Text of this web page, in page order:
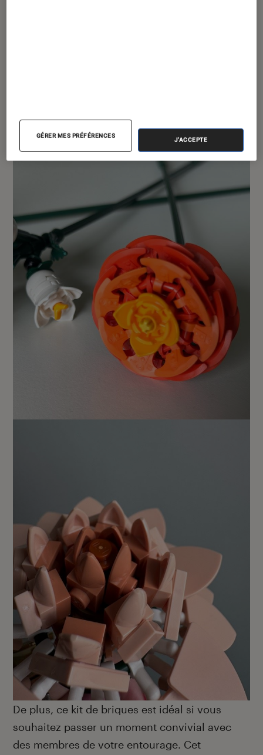
De plus, ce kit de briques est idéal si vous
souhaitez passer un moment convivial avec
des membres de votre entourage. Cet
GÉRER MES PRÉFÉRENCES
J'ACCEPTE